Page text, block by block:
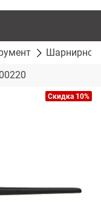
Шарнирно-
Скидка 10%